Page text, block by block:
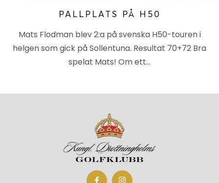
PALLPLATS PÅ H50
Mats Flodman blev 2:a på svenska H50-touren i
helgen som gick på Sollentuna. Resultat 70+72 Bra
spelat Mats! Om ett…